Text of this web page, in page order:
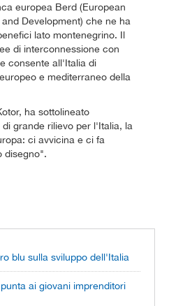
europea Berd (European
Development) che ne ha
lato montenegrino. Il
di interconnessione con
consente all'Italia di
e mediterraneo della
ha sottolineato
grande rilievo per l'Italia, la
ci avvicina e ci fa
disegno".
blu sulla sviluppo dell'Italia
ai giovani imprenditori